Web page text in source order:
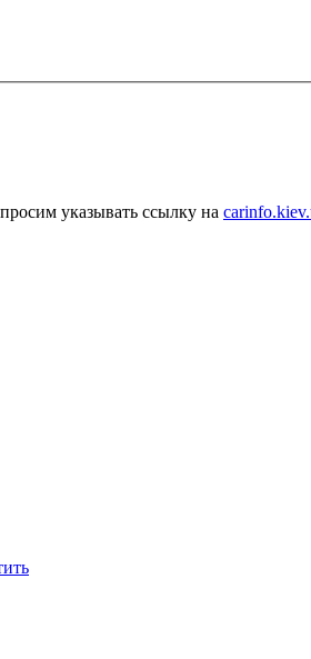
указывать ссылку на